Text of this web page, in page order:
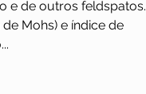
e de outros feldspatos.
Mohs) e índice de